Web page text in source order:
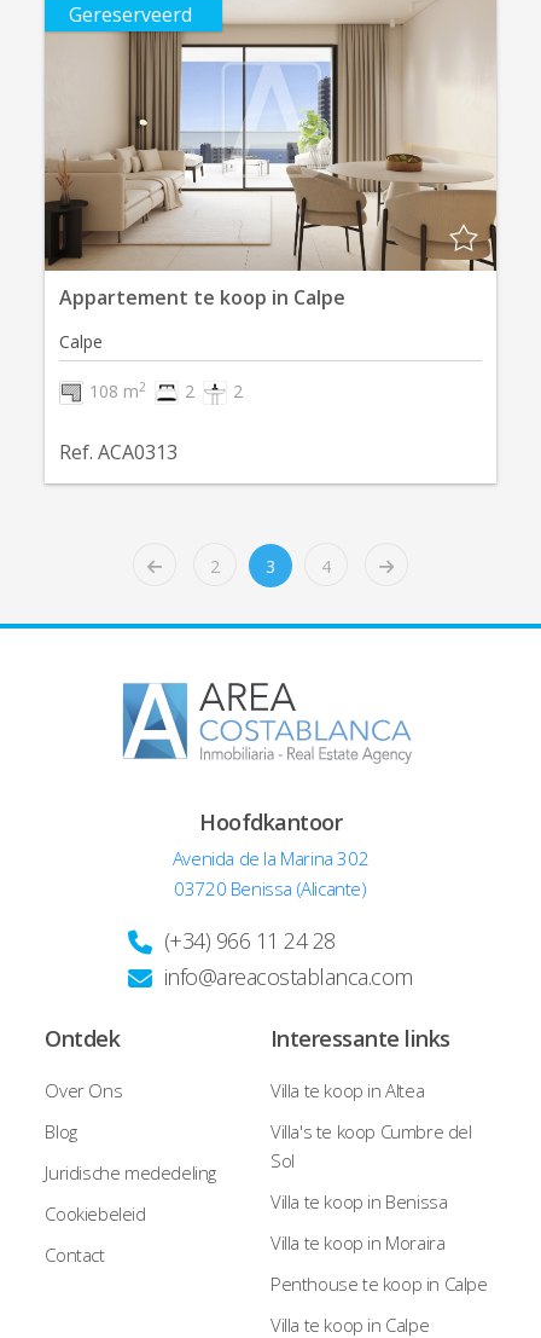
Gereserveerd
Appartement te koop in Calpe
Calpe
108 m2 2 2
Ref. ACA0313
2 3 4
Hoofdkantoor
Avenida de la Marina 302
03720 Benissa (Alicante)
(+34) 966 11 24 28
info@areacostablanca.com
Ontdek
Over Ons
Blog
Juridische mededeling
Cookiebeleid
Contact
Interessante links
Villa te koop in Altea
Villa's te koop Cumbre del
Sol
Villa te koop in Benissa
Villa te koop in Moraira
Penthouse te koop in Calpe
Villa te koop in Calpe